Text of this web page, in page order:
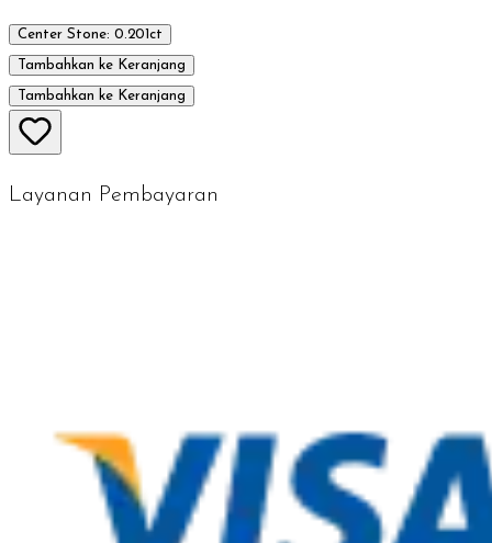
Center Stone: 0.201ct
Tambahkan ke Keranjang
Tambahkan ke Keranjang
Layanan Pembayaran